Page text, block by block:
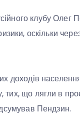
клубу
оскільки
доходів
що лягли в
Пендзин.